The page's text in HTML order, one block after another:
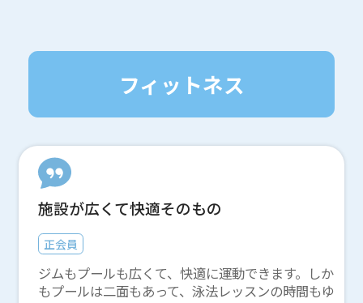
フィットネス
施設が広くて快適そのもの
正会員
ジムもプールも広くて、快適に運動できます。しか
もプールは二面もあって、泳法レッスンの時間もゆ